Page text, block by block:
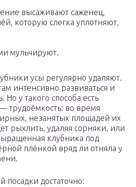
высаживают саженец,
которую слегка уплотняют,
мульчируют.
усы регулярно удаляют.
интенсивно развиваться и
Но у такого способа есть
трудоёмкость: во время
незанятых площадей их
рыхлить, удаляя сорняки, или
клубника под
плёнкой вряд ли отняла у
посадки достаточно: